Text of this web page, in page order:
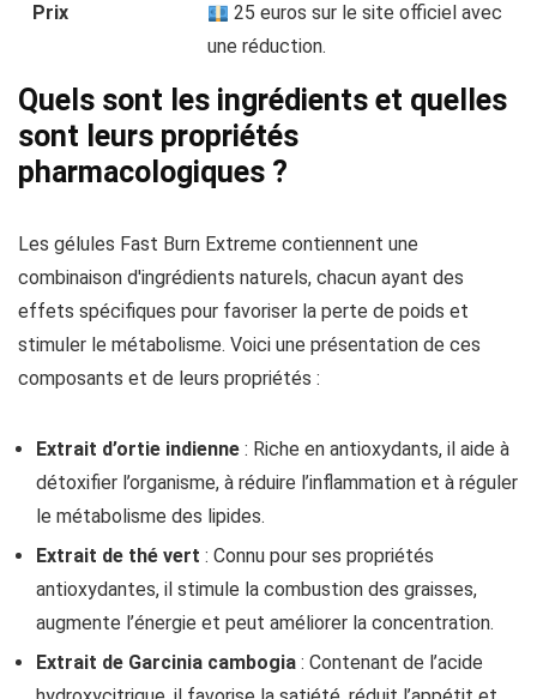
Prix
25 euros sur le site officiel avec
une réduction.
Quels sont les ingrédients et quelles
sont leurs propriétés
pharmacologiques ?
Les gélules Fast Burn Extreme contiennent une
combinaison d'ingrédients naturels, chacun ayant des
effets spécifiques pour favoriser la perte de poids et
stimuler le métabolisme. Voici une présentation de ces
composants et de leurs propriétés :
Extrait d’ortie indienne : Riche en antioxydants, il aide à
détoxifier l’organisme, à réduire l’inflammation et à réguler
le métabolisme des lipides.
Extrait de thé vert : Connu pour ses propriétés
antioxydantes, il stimule la combustion des graisses,
augmente l’énergie et peut améliorer la concentration.
Extrait de Garcinia cambogia : Contenant de l’acide